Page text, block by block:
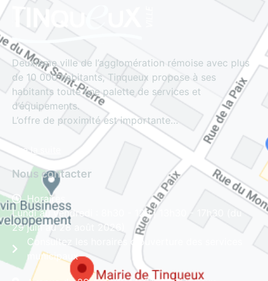
Deuxième ville de l’agglomération rémoise avec plus
de 10 000 habitants, Tinqueux propose à ses
habitants toute une palette de services et
d’équipements.
L’offre de proximité est importante…
Lire la suite
Nous contacter
Horaires
Lundi au vendredi : 8h30 - 12h | 13h30 - 17h30 (du
29 juin au 28 août 2026)
Consultez les horaires d'ouverture des services
municipaux